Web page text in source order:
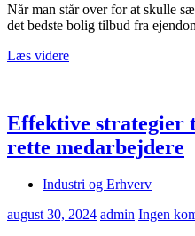
Når man står over for at skulle
det bedste bolig tilbud fra
Læs videre
Effektive strategier
rette medarbejdere
Industri og Erhverv
august 30, 2024 admin Ingen